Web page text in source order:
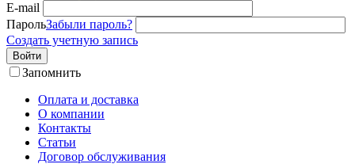
E-mail
ПарольЗабыли пароль?
Создать учетную запись
Войти
Запомнить
Оплата и доставка
О компании
Контакты
Статьи
Договор обслуживания